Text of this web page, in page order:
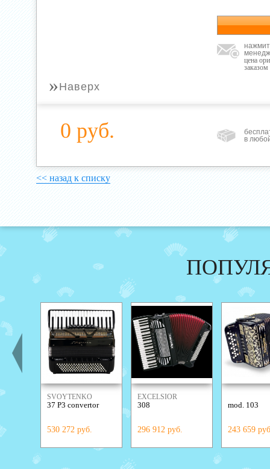
цена
заказом
» Наверх
0 руб.
в
<< назад к списку
SVOYTENKO
ACCORDIONS
37 P3 convertor
530 272 руб.
EXCELSIOR
308
296 912 руб.
mod. 103
243 659